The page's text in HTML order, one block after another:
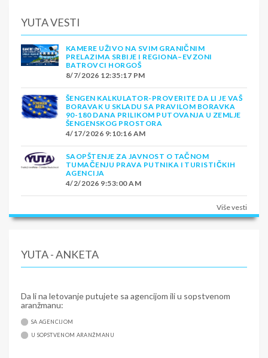
YUTA VESTI
KAMERE UŽIVO NA SVIM GRANIČNIM
PRELAZIMA SRBIJE I REGIONA–EVZONI
BATROVCI HORGOŠ
8/7/2026 12:35:17 PM
ŠENGEN KALKULATOR-PROVERITE DA LI JE VAŠ
BORAVAK U SKLADU SA PRAVILOM BORAVKA
90-180 DANA PRILIKOM PUTOVANJA U ZEMLJE
ŠENGENSKOG PROSTORA
4/17/2026 9:10:16 AM
SAOPŠTENJE ZA JAVNOST O TAČNOM
TUMAČENJU PRAVA PUTNIKA I TURISTIČKIH
AGENCIJA
4/2/2026 9:53:00 AM
Više vesti
YUTA - ANKETA
Da li na letovanje putujete sa agencijom ili u sopstvenom
aranžmanu:
SA AGENCIJOM
U SOPSTVENOM ARANŽMANU